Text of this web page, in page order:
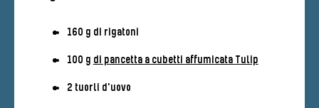
160 g di rigatoni
100 g di pancetta a cubetti affumicata Tulip
2 tuorli d'uovo